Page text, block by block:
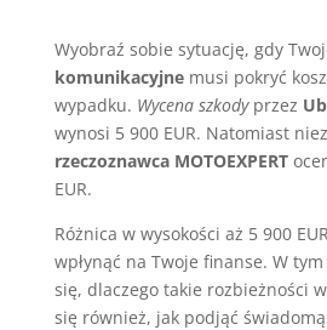
Wyobraź sobie sytuację, gdy
komunikacyjnemusi pokryć
wypadku. Wycena szkodyprzez
wynosi 5 900 EUR. Natomiast
rzeczoznawca MOTOEXPERT
EUR.
Różnica w wysokości aż 5 900
wpłynąć na Twoje finanse. W
się, dlaczego takie rozbieżności
się również, jak podjąć